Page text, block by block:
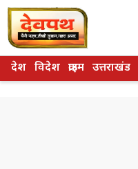
Skip
to
content
देश विदेश क्राइम उत्तराखंड